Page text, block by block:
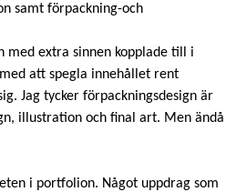
samt förpackning-och
med extra sinnen kopplade till i
att spegla innehållet rent
Jag tycker förpackningsdesign är
illustration och final art. Men ändå
i portfolion. Något uppdrag som